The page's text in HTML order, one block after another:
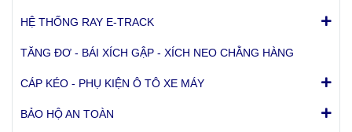
HỆ THỐNG RAY E-TRACK
TĂNG ĐƠ - BÁI XÍCH GẬP - XÍCH NEO CHẰNG HÀNG
CÁP KÉO - PHỤ KIỆN Ô TÔ XE MÁY
BẢO HỘ AN TOÀN